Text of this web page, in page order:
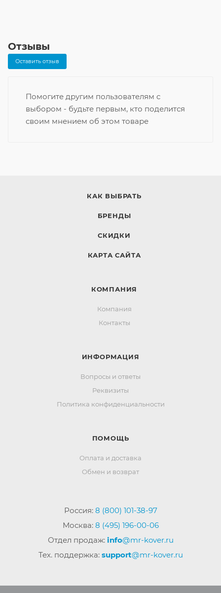
Отзывы
Оставить отзыв
Помогите другим пользователям с
выбором - будьте первым, кто поделится
своим мнением об этом товаре
КАК ВЫБРАТЬ
БРЕНДЫ
СКИДКИ
КАРТА САЙТА
КОМПАНИЯ
Компания
Контакты
ИНФОРМАЦИЯ
Вопросы и ответы
Реквизиты
Политика конфиденциальности
ПОМОЩЬ
Оплата и доставка
Обмен и возврат
Россия: 8 (800) 101-38-97
Москва: 8 (495) 196-00-06
Отдел продаж: info@mr-kover.ru
Тех. поддержка: support@mr-kover.ru